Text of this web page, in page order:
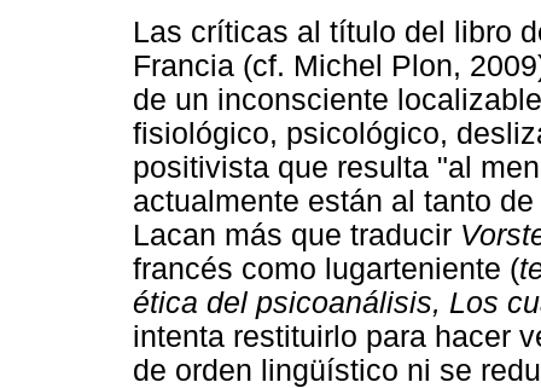
Las críticas al título del libro
Francia (cf. Michel Plon,
de un inconsciente
fisiológico, psicológico,
positivista que resulta "al
actualmente están al tanto
Lacan más que traducir
francés como lugarteniente (
ética del psicoanálisis, Los
intenta restituirlo para hacer
de orden lingüístico ni se